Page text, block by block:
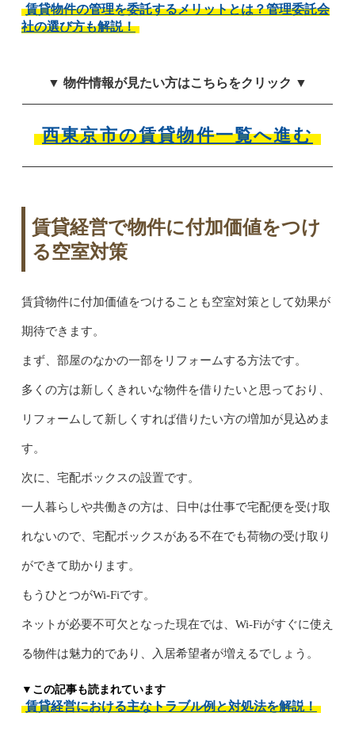
賃貸物件の管理を委託するメリットとは？管理委託会
社の選び方も解説！
▼ 物件情報が見たい方はこちらをクリック ▼
西東京市の賃貸物件一覧へ進む
賃貸経営で物件に付加価値をつけ
る空室対策
賃貸物件に付加価値をつけることも空室対策として効果が
期待できます。
まず、部屋のなかの一部をリフォームする方法です。
多くの方は新しくきれいな物件を借りたいと思っており、
リフォームして新しくすれば借りたい方の増加が見込めま
す。
次に、宅配ボックスの設置です。
一人暮らしや共働きの方は、日中は仕事で宅配便を受け取
れないので、宅配ボックスがある不在でも荷物の受け取り
ができて助かります。
もうひとつがWi-Fiです。
ネットが必要不可欠となった現在では、Wi-Fiがすぐに使え
る物件は魅力的であり、入居希望者が増えるでしょう。
▼この記事も読まれています
賃貸経営における主なトラブル例と対処法を解説！